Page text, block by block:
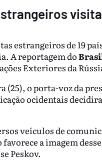
estrangeiros de 19
A reportagem do
Exteriores da
(25), o porta-voz da
ocidentais
veículos de
a imagem
Peskov.